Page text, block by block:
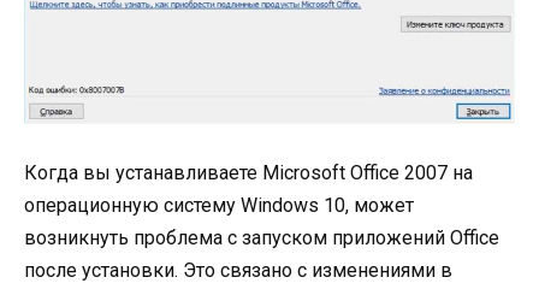
Когда вы устанавливаете Microsoft Office 2007 на
операционную систему Windows 10, может
возникнуть проблема с запуском приложений Office
после установки. Это связано с изменениями в